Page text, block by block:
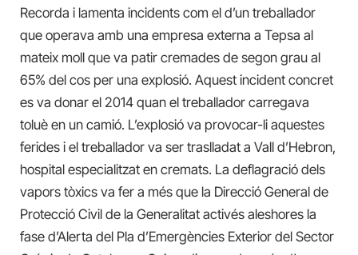
Recorda i lamenta incidents com el d’un treballador
que operava amb una empresa externa a Tepsa al
mateix moll que va patir cremades de segon grau al
65% del cos per una explosió. Aquest incident concret
es va donar el 2014 quan el treballador carregava
toluè en un camió. L’explosió va provocar-li aquestes
ferides i el treballador va ser traslladat a Vall d’Hebron,
hospital especialitzat en cremats. La deflagració dels
vapors tòxics va fer a més que la Direcció General de
Protecció Civil de la Generalitat activés aleshores la
fase d’Alerta del Pla d’Emergències Exterior del Sector